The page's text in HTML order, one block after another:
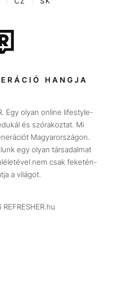
HANGJA
Egy olyan online lifestyle-
és szórakoztat. Mi
Magyarországon.
egy olyan társadalmat
nem csak feketén-
a világot.